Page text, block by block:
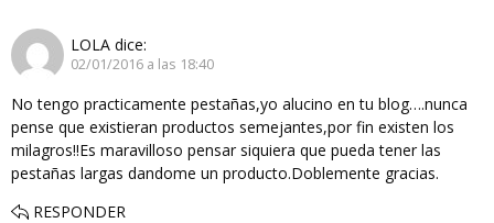
LOLA dice:
02/01/2016 a las 18:40
No tengo practicamente pestañas,yo alucino en tu blog….nunca
pense que existieran productos semejantes,por fin existen los
milagros!!Es maravilloso pensar siquiera que pueda tener las
pestañas largas dandome un producto.Doblemente gracias.
RESPONDER